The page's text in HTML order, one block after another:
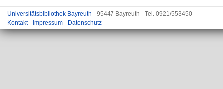
Universitätsbibliothek Bayreuth - 95447 Bayreuth - Tel. 0921/553450
Kontakt- Impressum - Datenschutz